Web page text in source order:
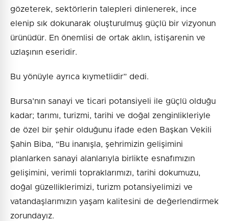
gözeterek, sektörlerin talepleri dinlenerek, ince
elenip sık dokunarak oluşturulmuş güçlü bir vizyonun
ürünüdür. En önemlisi de ortak aklın, istişarenin ve
uzlaşının eseridir.
Bu yönüyle ayrıca kıymetlidir” dedi.
Bursa’nın sanayi ve ticari potansiyeli ile güçlü olduğu
kadar; tarımı, turizmi, tarihi ve doğal zenginlikleriyle
de özel bir şehir olduğunu ifade eden Başkan Vekili
Şahin Biba, “Bu inanışla, şehrimizin gelişimini
planlarken sanayi alanlarıyla birlikte esnafımızın
gelişimini, verimli topraklarımızı, tarihi dokumuzu,
doğal güzelliklerimizi, turizm potansiyelimizi ve
vatandaşlarımızın yaşam kalitesini de değerlendirmek
zorundayız.